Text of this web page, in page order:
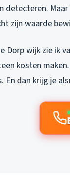
detecteren.
zijn waarde
Dorp wijk zie ik
kosten
En dan krijg je